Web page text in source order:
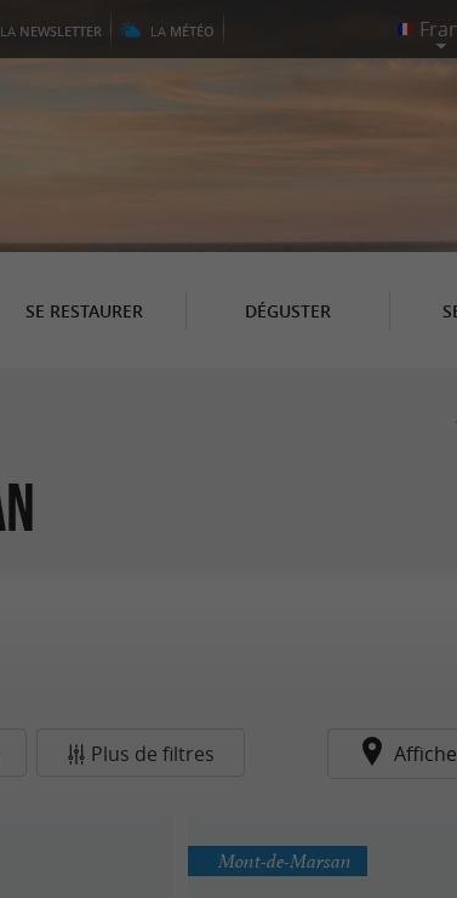
LA NEWSLETTER LA MÉTÉO
SE RESTAURER DÉGUSTER
Plus de filtres
Mont-de-Marsan